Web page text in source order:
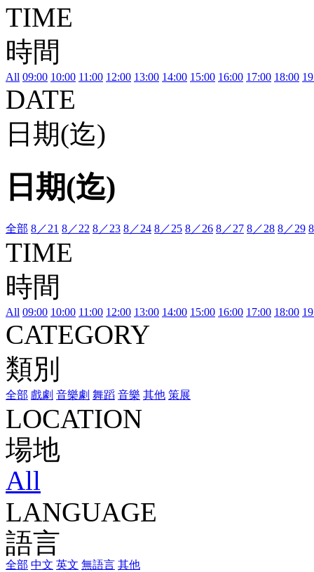
TIME
時間
All 09:00 10:00 11:00 12:00 13:00 14:00 15:00 16:00 17:00 18:00
DATE
日期(迄)
日期(迄)
全部 8／21 8／22 8／23 8／24 8／25 8／26 8／27 8／28 8／29
TIME
時間
All 09:00 10:00 11:00 12:00 13:00 14:00 15:00 16:00 17:00 18:00
CATEGORY
類別
全部 戲劇 音樂劇 舞蹈 音樂 其他 策展
LOCATION
場地
All
LANGUAGE
語言
全部 中文 英文 無語言 其他